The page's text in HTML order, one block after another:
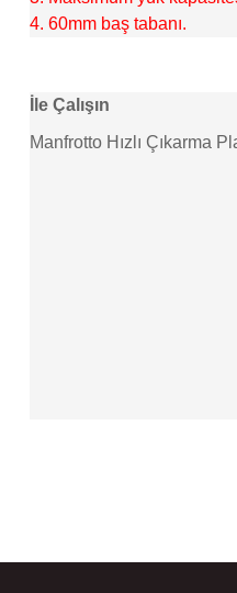
4. 60mm baş tabanı.
İle Çalışın
Manfrotto Hızlı Çıkarma